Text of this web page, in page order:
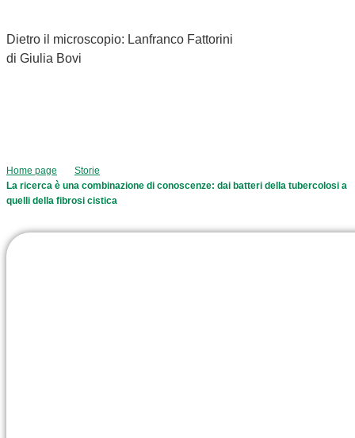
Dietro il microscopio: Lanfranco Fattorini
di Giulia Bovi
Home page
Storie
La ricerca è una combinazione di conoscenze: dai batteri della tubercolosi a
quelli della fibrosi cistica